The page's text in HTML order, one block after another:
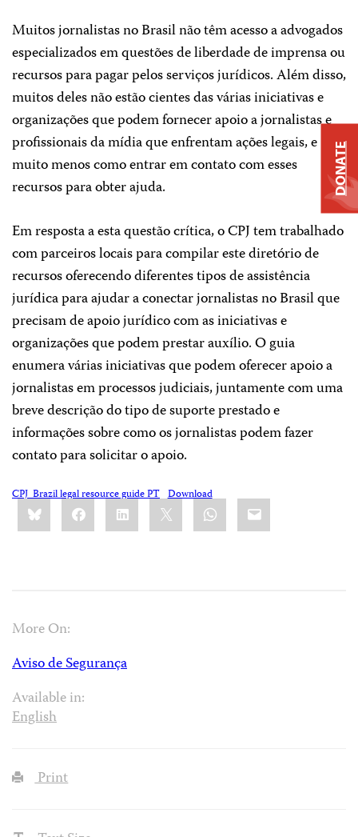
Muitos jornalistas no Brasil não têm acesso a advogados
especializados em questões de liberdade de imprensa ou
recursos para pagar pelos serviços jurídicos. Além disso,
muitos deles não estão cientes das várias iniciativas e
organizações que podem fornecer apoio a jornalistas e
profissionais da mídia que enfrentam ações legais, e
muito menos como entrar em contato com esses
recursos para obter ajuda.
Em resposta a esta questão crítica, o CPJ tem trabalhado
com parceiros locais para compilar este diretório de
recursos oferecendo diferentes tipos de assistência
jurídica para ajudar a conectar jornalistas no Brasil que
precisam de apoio jurídico com as iniciativas e
organizações que podem prestar auxílio. O guia
enumera várias iniciativas que podem oferecer apoio a
jornalistas em processos judiciais, juntamente com uma
breve descrição do tipo de suporte prestado e
informações sobre como os jornalistas podem fazer
contato para solicitar o apoio.
CPJ_Brazil legal resource guide PT Download
Share
this:BlueskyFacebookLinkedIn WhatsApp
Email
More On:
Aviso de Segurança
Available in:
English
Print
DONATE